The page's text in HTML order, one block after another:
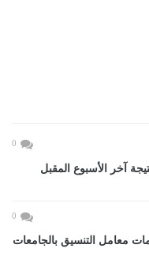
0
آخر الأسبوع المقبل
0
الأولى 2026.. خدمات معامل التنسيق بالجامعات